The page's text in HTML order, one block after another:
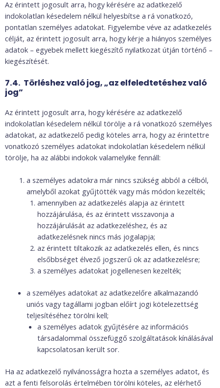
Az érintett jogosult arra, hogy kérésére az adatkezelő
indokolatlan késedelem nélkül helyesbítse a rá vonatkozó,
pontatlan személyes adatokat. Figyelembe véve az adatkezelés
célját, az érintett jogosult arra, hogy kérje a hiányos személyes
adatok – egyebek mellett kiegészítő nyilatkozat útján történő –
kiegészítését.
7.4. Törléshez való jog, „az elfeledtetéshez való
jog”
Az érintett jogosult arra, hogy kérésére az adatkezelő
indokolatlan késedelem nélkül törölje a rá vonatkozó személyes
adatokat, az adatkezelő pedig köteles arra, hogy az érintettre
vonatkozó személyes adatokat indokolatlan késedelem nélkül
törölje, ha az alábbi indokok valamelyike fennáll:
a személyes adatokra már nincs szükség abból a célból,
amelyből azokat gyűjtötték vagy más módon kezelték;
amennyiben az adatkezelés alapja az érintett
hozzájárulása, és az érintett visszavonja a
hozzájárulását az adatkezeléshez, és az
adatkezelésnek nincs más jogalapja;
az érintett tiltakozik az adatkezelés ellen, és nincs
elsőbbséget élvező jogszerű ok az adatkezelésre;
a személyes adatokat jogellenesen kezelték;
a személyes adatokat az adatkezelőre alkalmazandó
uniós vagy tagállami jogban előírt jogi kötelezettség
teljesítéséhez törölni kell;
a személyes adatok gyűjtésére az információs
társadalommal összefüggő szolgáltatások kínálásával
kapcsolatosan került sor.
Ha az adatkezelő nyilvánosságra hozta a személyes adatot, és
azt a fenti felsorolás értelmében törölni köteles, az elérhető